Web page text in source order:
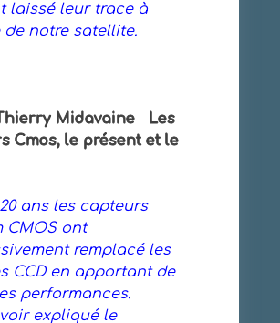
laissé leur trace à
de notre satellite.
Thierry Midavaine Les
Cmos, le présent et le
ans les capteurs
CMOS ont
remplacé les
CCD en apportant de
performances.
expliqué le